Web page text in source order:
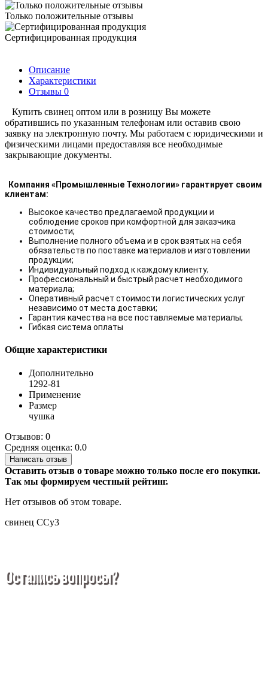
Только положительные отзывы
Сертифицированная продукция
Описание
Характеристики
Отзывы 0
Купить свинец оптом или в розницу Вы можете
обратившись по указанным телефонам или оставив свою
заявку на электронную почту. Мы работаем с юридическими и
физическими лицами предоставляя все необходимые
закрывающие документы.
Компания «Промышленные Технологии» гарантирует своим
клиентам:
Высокое качество предлагаемой продукции и
соблюдение сроков при комфортной для заказчика
стоимости;
Выполнение полного объема и в срок взятых на себя
обязательств по поставке материалов и изготовлении
продукции;
Индивидуальный подход к каждому клиенту;
Профессиональный и быстрый расчет необходимого
материала;
Оперативный расчет стоимости логистических услуг
независимо от места доставки;
Гарантия качества на все поставляемые материалы;
Гибкая система оплаты
Общие характеристики
Дополнительно
1292-81
Применение
Размер
чушка
Отзывов: 0
Средняя оценка: 0.0
Написать отзыв
Оставить отзыв о товаре можно только после его покупки.
Так мы формируем честный рейтинг.
Нет отзывов об этом товаре.
свинец ССу3
Остались вопросы?